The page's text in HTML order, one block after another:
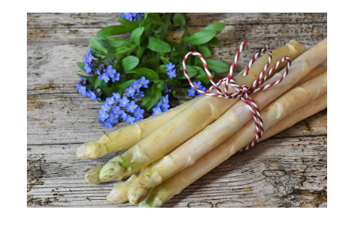
wanneer is beaujolais dag
wanneer is beaujolais
nouveau dag Wat is de dag
van Beaujolais Nouveau wat
is de traditie rond beaujolais
nouveau wat maakt
Beaujolais Nouveau zo
speciaal wat zijn tannines
witte beaujolais nouveau